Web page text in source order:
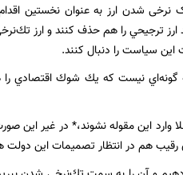
شدن ارز به عنوان نخستین
ارز ترجيحي را هم حذف كنند و ارز
سياست را دنبال كنند.
گونه‌اي نيست كه يك شوك اقتصادي
اين مقوله نشوند،* در غير اين
هم در انتظار تصميمات اين دولت